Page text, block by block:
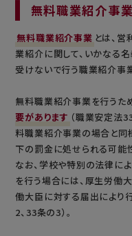
無料職業紹介事
無料職業紹介事業 とは、
業紹介に関して、いかなる
受けないで行う職業紹介事業
無料職業紹介事業を行うた
要があります （職業安定法
料職業紹介事業の場合と同
下の罰金に処せられる可能
なお、学校や特別の法律に
を行う場合には、厚生労働
働大臣に対する届出により
2、33条の3）。